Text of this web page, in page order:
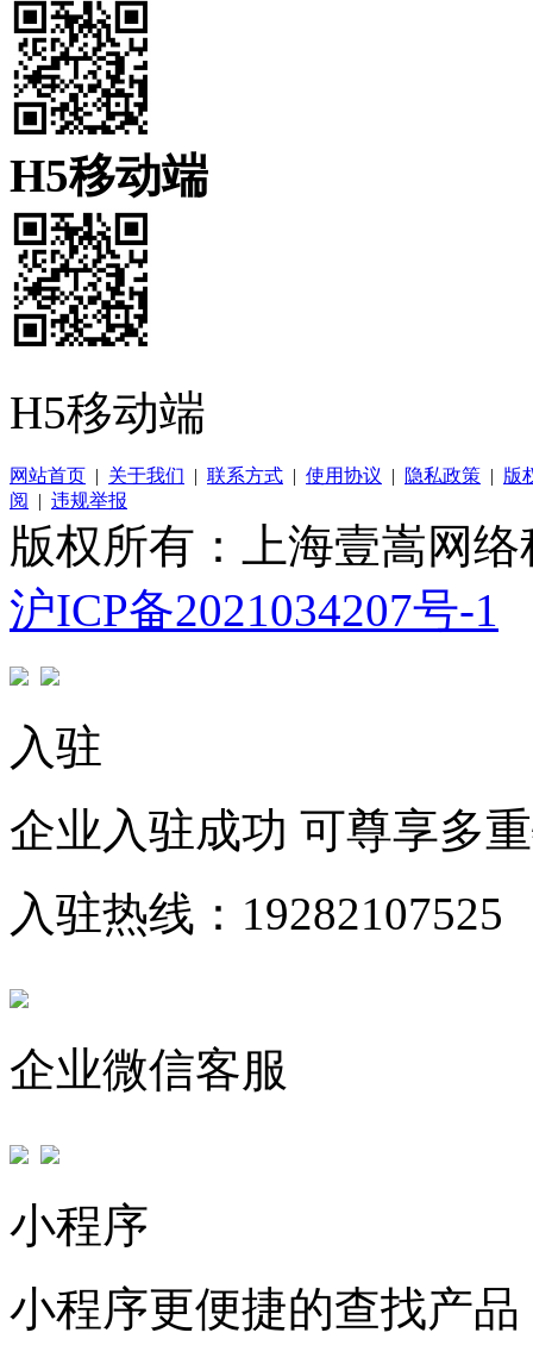
H5移动端
H5移动端
网站首页 | 关于我们 | 联系方式 | 使用协议 | 隐私政策 | 版
阅
| 违规举报
版权所有：上海壹嵩网
沪ICP备2021034207号-1
入驻
企业入驻成功 可尊享多
入驻热线：19282107525
企业微信客服
小程序
小程序更便捷的查找产品